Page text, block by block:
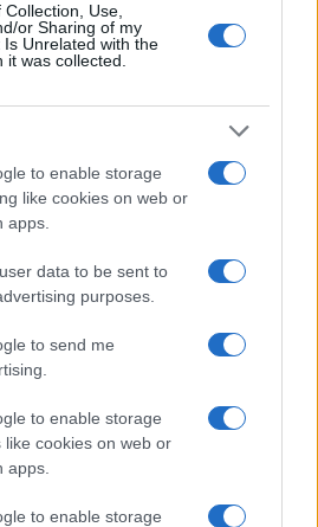
Use,
or Sharing of my
Unrelated with the
was collected.
to enable storage
like cookies on web or
apps.
data to be sent to
purposes.
to send me
to enable storage
like cookies on web or
apps.
to enable storage